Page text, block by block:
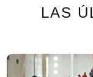
LAS